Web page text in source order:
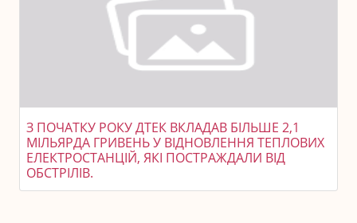
З ПОЧАТКУ РОКУ ДТЕК ВКЛАДАВ БІЛЬШЕ 2,1
МІЛЬЯРДА ГРИВЕНЬ У ВІДНОВЛЕННЯ ТЕПЛОВИХ
ЕЛЕКТРОСТАНЦІЙ, ЯКІ ПОСТРАЖДАЛИ ВІД
ОБСТРІЛІВ.